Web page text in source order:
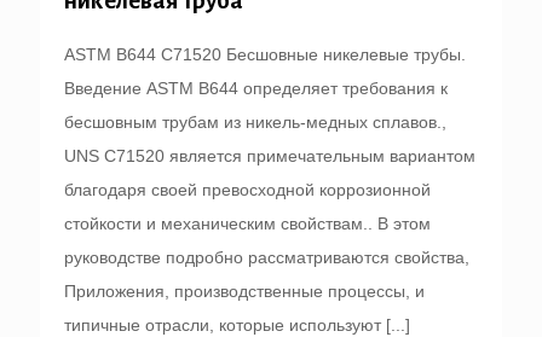
ASTM B644 C71520 Бесшовные никелевые трубы.
Введение ASTM B644 определяет требования к
бесшовным трубам из никель-медных сплавов.,
UNS C71520 является примечательным вариантом
благодаря своей превосходной коррозионной
стойкости и механическим свойствам.. В этом
руководстве подробно рассматриваются свойства,
Приложения, производственные процессы, и
типичные отрасли, которые используют[...]